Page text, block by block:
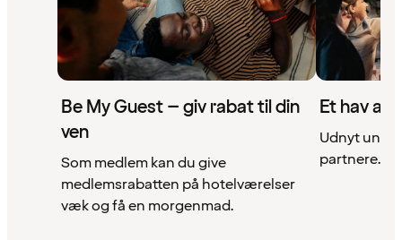
Be My Guest – giv rabat til din
ven
Som medlem kan du give
medlemsrabatten på hotelværelser
væk og få en morgenmad.
Et hav af
Udnyt
partnere.